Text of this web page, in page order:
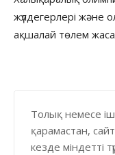
жүлдегерлері және
ақшалай төлем
Толық немесе
қарамастан,
кезде міндетті